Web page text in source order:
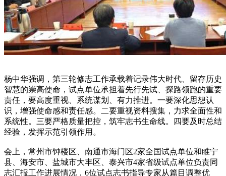
杨中华强调，第三轮修志工作承载着记录伟大时代、留存历史
智慧的崇高使命，试点单位承担着先行先试、探路领跑的重要
责任，要高度重视、系统谋划、有力推进。一要深化思想认
识，增强使命感和责任感。二要重视资料搜集，力求全面性和
系统性。三要严格质量把控，筑牢志书生命线。四要及时总结
经验，发挥示范引领作用。
会上，常州市钟楼区、南通市海门区2家全国试点单位和睢宁
县、海安市、盐城市大丰区、泰兴市4家省级试点单位负责同
志汇报工作进展情况，6位试点志书指导专家从篇目调整优